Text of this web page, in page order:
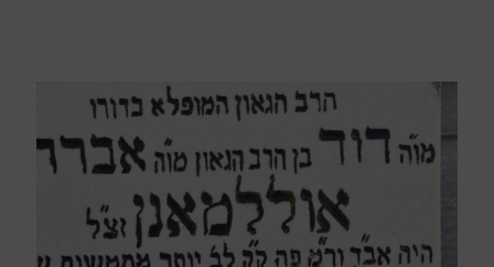
07.
1911"